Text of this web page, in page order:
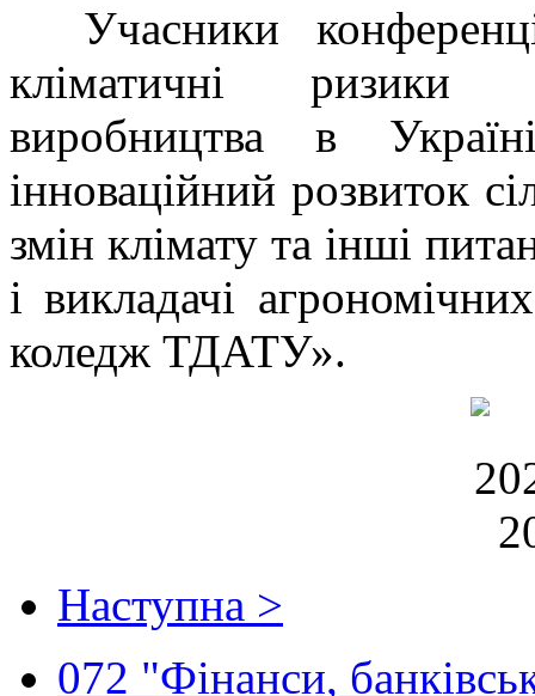
Учасники
кліматичні ризики
виробництва в
інноваційний розвиток
змін клімату та інші
і викладачі
коледж ТДАТУ».
Наступна >
072 "Фінанси,